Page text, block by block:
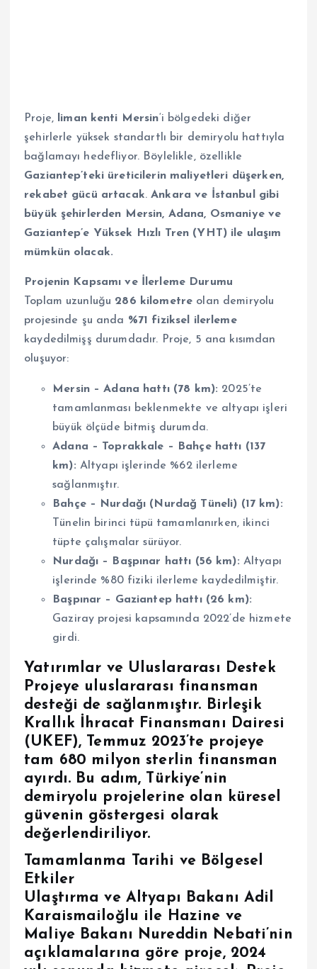
Proje, liman kenti Mersin‘i bölgedeki diğer
şehirlerle yüksek standartlı bir demiryolu hattıyla
bağlamayı hedefliyor. Böylelikle, özellikle
Gaziantep’teki üreticilerin maliyetleri düşerken,
rekabet gücü artacak.Ankara ve İstanbul gibi
büyük şehirlerden Mersin, Adana, Osmaniye ve
Gaziantep’e Yüksek Hızlı Tren (YHT) ile ulaşım
mümkün olacak.
Projenin Kapsamı ve İlerleme Durumu
Toplam uzunluğu 286 kilometre olan demiryolu
projesinde şu anda %71 fiziksel ilerleme
kaydedilmişş durumdadır. Proje, 5 ana kısımdan
oluşuyor:
Mersin – Adana hattı (78 km): 2025’te
tamamlanması beklenmekte ve altyapı işleri
büyük ölçüde bitmiş durumda.
Adana – Toprakkale – Bahçe hattı (137
km): Altyapı işlerinde %62 ilerleme
sağlanmıştır.
Bahçe – Nurdağı (Nurdağ Tüneli) (17 km):
Tünelin birinci tüpü tamamlanırken, ikinci
tüpte çalışmalar sürüyor.
Nurdağı – Başpınar hattı (56 km): Altyapı
işlerinde %80 fiziki ilerleme kaydedilmiştir.
Başpınar – Gaziantep hattı (26 km):
Gaziray projesi kapsamında 2022’de hizmete
girdi.
Yatırımlar ve Uluslararası Destek
Projeye uluslararası finansman
desteği de sağlanmıştır.
Birleşik
Krallık İhracat Finansmanı Dairesi
(UKEF), Temmuz 2023’te projeye
tam 680 milyon sterlin finansman
ayırdı. Bu adım, Türkiye’nin
demiryolu projelerine olan küresel
güvenin göstergesi olarak
değerlendiriliyor.
Tamamlanma Tarihi ve Bölgesel
Etkiler
Ulaştırma ve Altyapı Bakanı Adil
Karaismailoğlu ile Hazine ve
Maliye Bakanı Nureddin Nebati’nin
açıklamalarına göre proje, 2024